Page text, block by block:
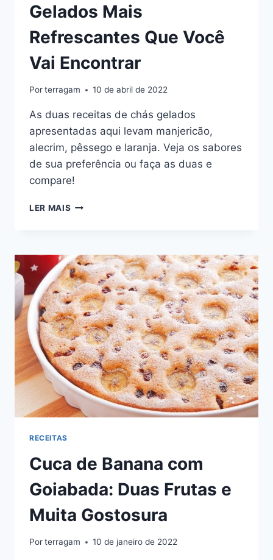
Gelados Mais
Refrescantes Que Você
Vai Encontrar
Porterragam 10 de abril de 2022
As duas receitas de chás gelados
apresentadas aqui levam manjericão,
alecrim, pêssego e laranja. Veja os sabores
de sua preferência ou faça as duas e
compare!
LER MAIS 2
GELADOS
MAIS
REFRESCANTES
QUE
VOCÊ
VAI
ENCONTRAR
RECEITAS
Cuca de Banana com
Goiabada: Duas Frutas e
Muita Gostosura
Porterragam 10 de janeiro de 2022